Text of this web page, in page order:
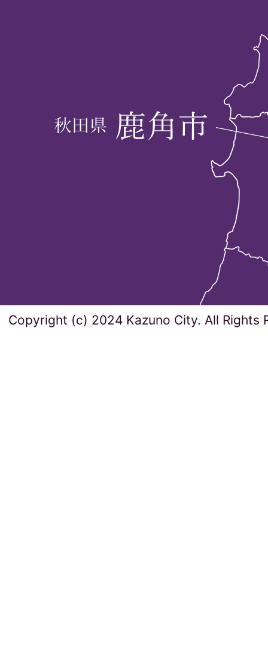
Copyright (c) 2024 Kazuno City. All Rights